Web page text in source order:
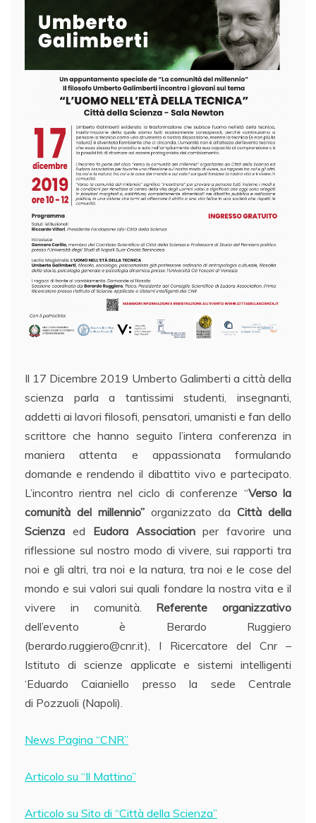
Il 17 Dicembre 2019 Umberto Galimberti a città della
scienza parla a tantissimi studenti, insegnanti,
addetti ai lavori filosofi, pensatori, umanisti e fan dello
scrittore che hanno seguito l’intera conferenza in
maniera attenta e appassionata formulando
domande e rendendo il dibattito vivo e partecipato.
L’incontro rientra nel ciclo di conferenze “Verso la
comunità del millennio” organizzato da Città della
Scienza ed Eudora Associationper favorire una
riflessione sul nostro modo di vivere, sui rapporti tra
noi e gli altri, tra noi e la natura, tra noi e le cose del
mondo e sui valori sui quali fondare la nostra vita e il
vivere in comunità. Referente organizzativo
dell’evento è Berardo Ruggiero
(berardo.ruggiero@cnr.it), I Ricercatore del Cnr –
Istituto di scienze applicate e sistemi intelligenti
‘Eduardo Caianiello presso la sede Centrale
di Pozzuoli (Napoli).
News Pagina “CNR”
Articolo su “Il Mattino”
Articolo su Sito di “Città della Scienza”